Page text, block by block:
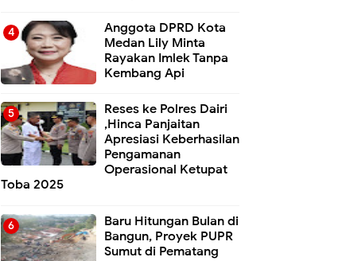
Anggota DPRD Kota
Medan Lily Minta
Rayakan Imlek Tanpa
Kembang Api
Reses ke Polres Dairi
,Hinca Panjaitan
Apresiasi Keberhasilan
Pengamanan
Operasional Ketupat
Toba 2025
Baru Hitungan Bulan di
Bangun, Proyek PUPR
Sumut di Pematang